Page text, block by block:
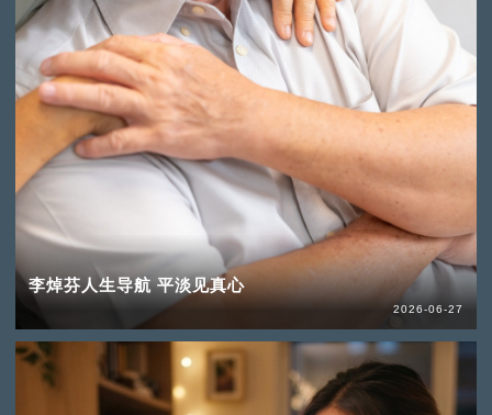
李焯芬人生导航 平淡见真心
2026-06-27